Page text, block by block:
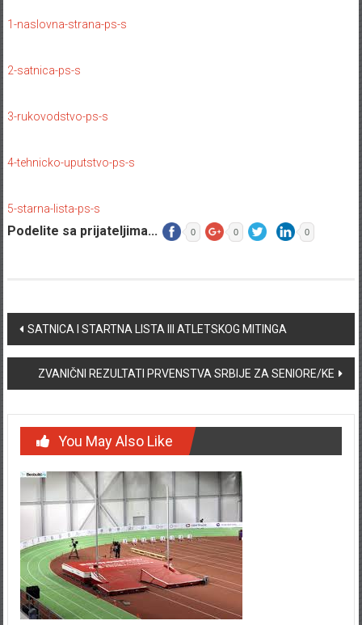
1-naslovna-strana-ps-s
2-satnica-ps-s
3-rukovodstvo-ps-s
4-tehnicko-uputstvo-ps-s
5-starna-lista-ps-s
Podelite sa prijateljima... 0 0 0
Post navigation
SATNICA I STARTNA LISTA III ATLETSKOG MITINGA
ZVANIČNI REZULTATI PRVENSTVA SRBIJE ZA SENIORE/KE
You May Also Like